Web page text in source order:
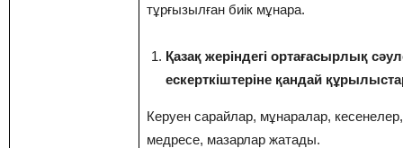
тұрғызылған биік мұнара.
Қазақ жеріндегі ортағасырлық
ескерткіштеріне қандай
Керуен сарайлар, мұнаралар,
медресе, мазарлар жатады.